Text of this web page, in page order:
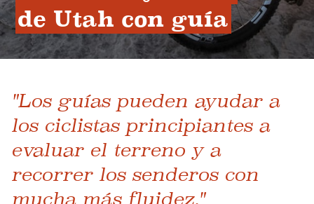
de Utah con guía
"Los guías pueden ayudar a
los ciclistas principiantes a
evaluar el terreno y a
recorrer los senderos con
mucha más fluidez."